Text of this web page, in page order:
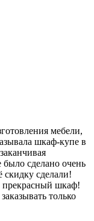
мебели,
шкаф-купе в
сделано очень
сделали!
прекрасный шкаф!
только